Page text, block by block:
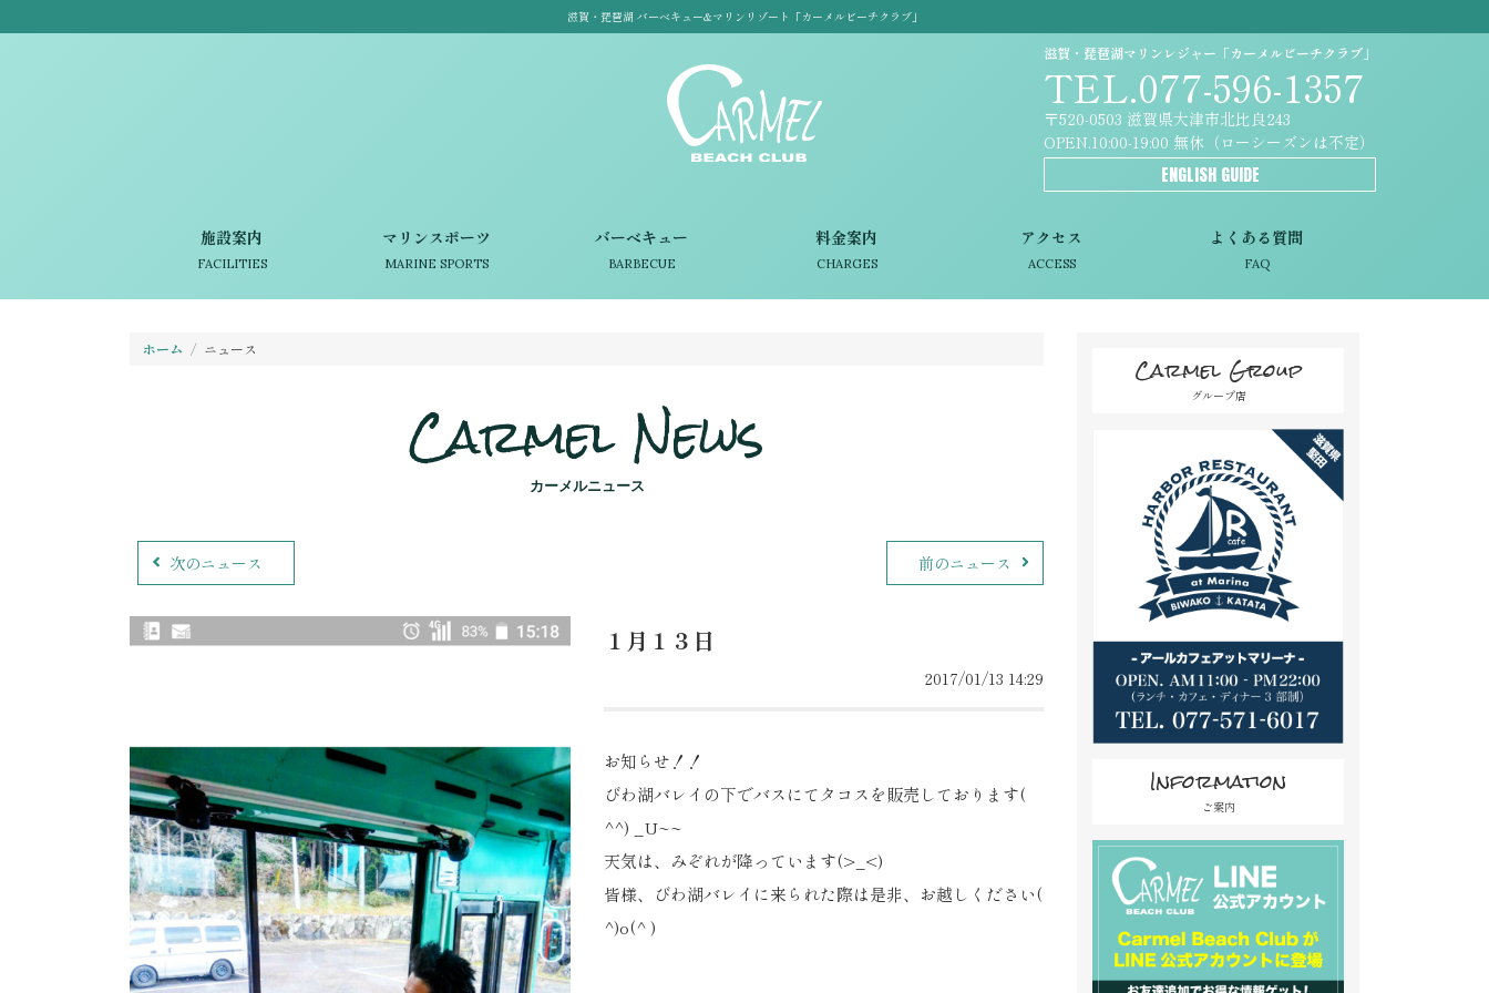
滋賀・琵琶湖 バーベキュー&マリンリゾート「カーメルビーチクラブ」
施設案内
FACILITIES
マリンスポーツ
MARINE SPORTS
バーベキュー
BARBECUE
料金案内
CHARGES
アクセス
ACCESS
よくある質問
FAQ
滋賀・琵琶湖マリンレジャー「カーメルビーチクラブ」
TEL.077-596-1357
〒520-0503 滋賀県大津市北比良243
OPEN.10:00-19:00 無休（ローシーズンは不定）
ENGLISH GUIDE
ホーム ニュース
Carmel News
カーメルニュース
次のニュース 前のニュース
１月１３日
2017/01/13 14:29
お知らせ！！
びわ湖バレイの下でバスにてタコスを販売しております(
^^) _U~~
天気は、みぞれが降っています(>_<)
皆様、びわ湖バレイに来られた際は是非、お越しください(
^)o(^ )
Carmel Group
グループ店
Information
ご案内